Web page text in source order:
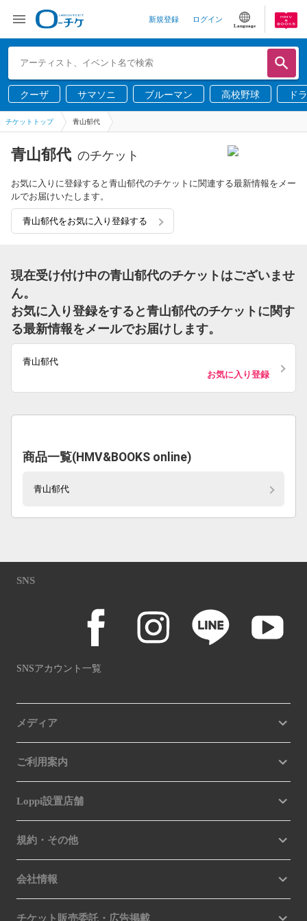
新規登録 ログイン
Language
クーザ サマソニ ブルーマン 高校野球 ド
チケットトップ 青山郁代
青山郁代 のチケット
お気に入りに登録すると青山郁代のチケットに関連する最新情報をメー
ルでお届けいたします。
青山郁代をお気に入り登録する
現在受け付け中の青山郁代のチケットはございませ
ん。
お気に入り登録をすると青山郁代のチケットに関す
る最新情報をメールでお届けします。
青山郁代
お気に入り登録
商品一覧(HMV&BOOKS online)
青山郁代
SNS
SNSアカウント一覧
メディア
ご利用案内
Loppi設置店舗
規約・その他
会社情報
チケット販売委託・広告掲載